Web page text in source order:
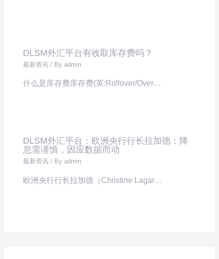
DLSM外汇平台有收取库存费吗？
最新资讯 / Byadmin
什么是库存费库存费(英:Rollover/Over…
DLSM外汇平台：欧洲央行行长拉加德：降
息需谨慎，因应数据而动
最新资讯 / Byadmin
欧洲央行行长拉加德（Christine Lagar…